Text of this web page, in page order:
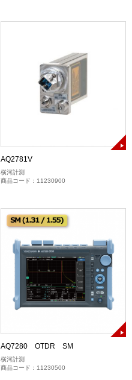
AQ2781V
横河計測
商品コード：11230900
AQ7280 OTDR SM
横河計測
商品コード：11230500